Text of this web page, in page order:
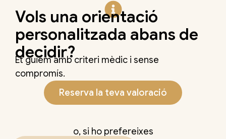
Vols una orientació
personalitzada abans de
decidir?
Et guiem amb criteri mèdic i sense
compromís.
Reserva la teva valoració
o, si ho prefereixes